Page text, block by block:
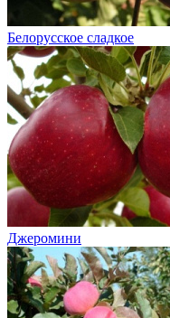
Белорусское сладкое
Джеромини